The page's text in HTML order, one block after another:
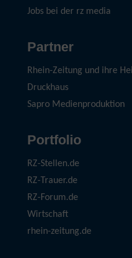
Jobs bei der rz media
Partner
Rhein-Zeitung und ihre
Druckhaus
Sapro Medienproduktion
Portfolio
RZ-Stellen.de
RZ-Trauer.de
RZ-Forum.de
Wirtschaft
rhein-zeitung.de